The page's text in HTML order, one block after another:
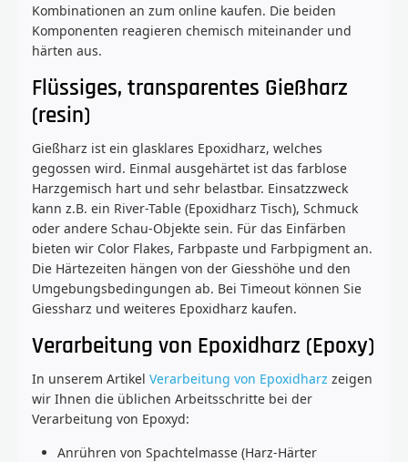
Kombinationen an zum online kaufen. Die beiden
Komponenten reagieren chemisch miteinander und
härten aus.
Flüssiges, transparentes Gießharz
(resin)
Gießharz ist ein glasklares Epoxidharz, welches
gegossen wird. Einmal ausgehärtet ist das farblose
Harzgemisch hart und sehr belastbar. Einsatzzweck
kann z.B. ein River-Table (Epoxidharz Tisch), Schmuck
oder andere Schau-Objekte sein. Für das Einfärben
bieten wir Color Flakes, Farbpaste und Farbpigment an.
Die Härtezeiten hängen von der Giesshöhe und den
Umgebungsbedingungen ab. Bei Timeout können Sie
Giessharz und weiteres Epoxidharz kaufen.
Verarbeitung von Epoxidharz (Epoxy)
In unserem Artikel Verarbeitung von Epoxidharz zeigen
wir Ihnen die üblichen Arbeitsschritte bei der
Verarbeitung von Epoxyd:
Anrühren von Spachtelmasse (Harz-Härter